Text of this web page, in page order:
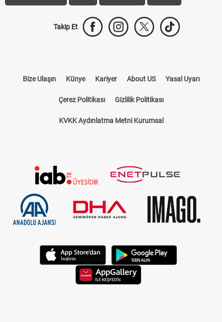
Canlı İzle iddaa Sonuçları Aktif Sayaç
Künye Kariyer About US
Çerez Politikası Gizlilik Politikası